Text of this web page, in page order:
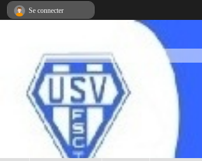
Se connecter
Panneau de gestion des cookies